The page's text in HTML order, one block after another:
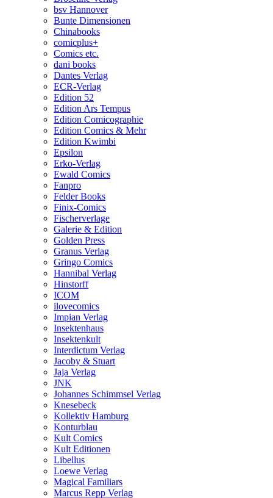
bsv Hannover
Bunte Dimensionen
Chinabooks
comicplus+
Comics etc.
dani books
Dantes Verlag
ECR-Verlag
Edition 52
Edition Ars Tempus
Edition Comicographie
Edition Comics & Mehr
Edition Kwimbi
Epsilon
Erko-Verlag
Ewald Comics
Fanpro
Felder Books
Finix-Comics
Fischerverlage
Galerie & Edition
Golden Press
Granus Verlag
Gringo Comics
Hannibal Verlag
Hinstorff
ICOM
ilovecomics
Impian Verlag
Insektenhaus
Insektenkult
Interdictum Verlag
Jacoby & Stuart
Jaja Verlag
JNK
Johannes Schimmsel Verlag
Knesebeck
Kollektiv Hamburg
Konturblau
Kult Comics
Kult Editionen
Libellus
Loewe Verlag
Magical Familiars
Marcus Repp Verlag